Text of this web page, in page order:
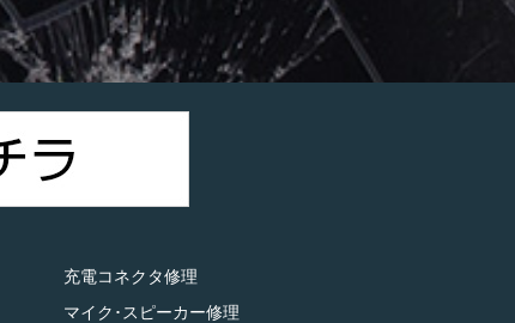
充電コネクタ修理
マイク･スピーカー修理